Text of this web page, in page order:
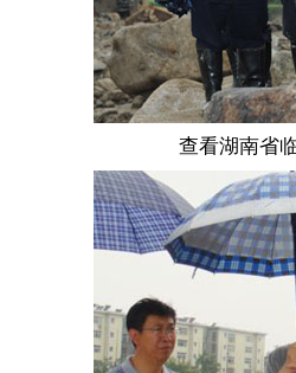
查看湖南省